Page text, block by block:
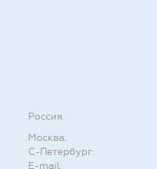
Россия:
Москва:
С-Петербург:
E-mail: